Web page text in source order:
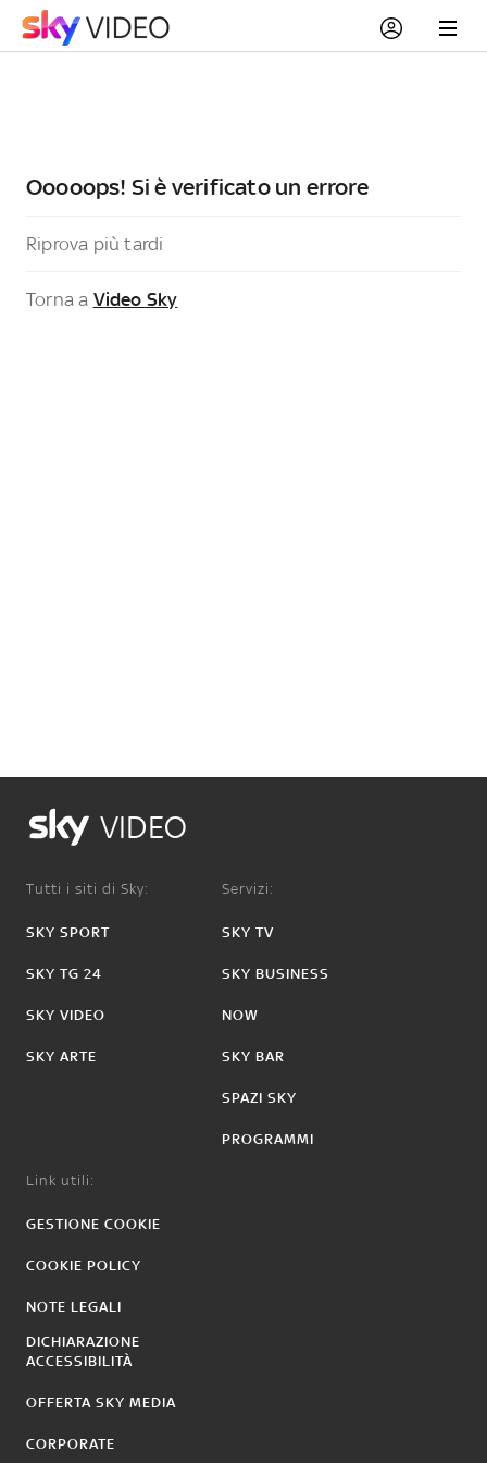
Ooooops! Si è verificato un errore
Riprova più tardi
Torna a Video Sky
VIDEO
Tutti i siti di Sky:
SKY SPORT
SKY TG 24
SKY VIDEO
SKY ARTE
Servizi:
SKY TV
SKY BUSINESS
NOW
SKY BAR
SPAZI SKY
PROGRAMMI
Link utili:
GESTIONE COOKIE
COOKIE POLICY
NOTE LEGALI
DICHIARAZIONE
ACCESSIBILITÀ
OFFERTA SKY MEDIA
CORPORATE